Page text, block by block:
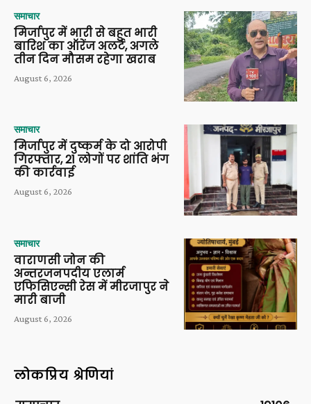
समाचार
मिर्जापुर में भारी से बहुत भारी
बारिश का ऑरेंज अलर्ट, अगले
तीन दिन मौसम रहेगा खराब
August 6, 2026
समाचार
मिर्जापुर में दुष्कर्म के दो आरोपी
गिरफ्तार, 21 लोगों पर शांति भंग
की कार्रवाई
August 6, 2026
समाचार
वाराणसी जोन की
अन्तरजनपदीय एलार्म
एफिसिएन्सी रेस में मीरजापुर ने
मारी बाजी
August 6, 2026
लोकप्रिय श्रेणियां